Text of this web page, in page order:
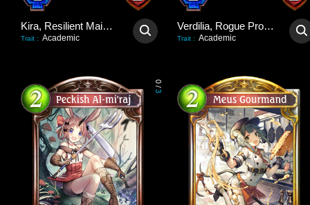
Kira, Resilient Maiden
Trait : Academic
Verdilia, Rogue Professor
Trait : Academic
0
/
3